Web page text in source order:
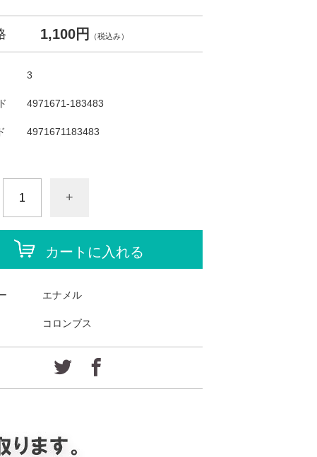
1,100円 （税込み）
3
4971671-183483
4971671183483
+
カートに入れる
エナメル
コロンブス